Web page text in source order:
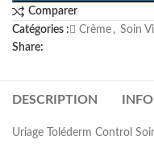
Comparer
Catégories :
ِCrème , Soin
Share:
DESCRIPTION
Uriage Toléderm Control